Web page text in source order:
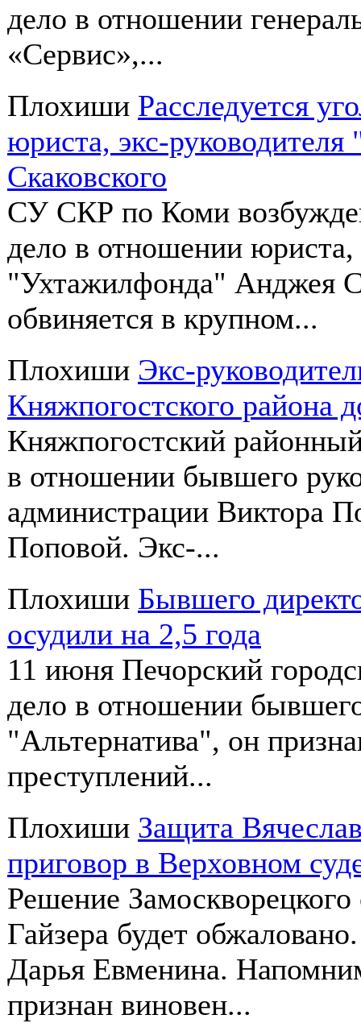
дело в отношении
«Сервис»,...
Плохиши Расследуется
юриста, экс-
Скаковского
СУ СКР по Коми
дело в отношении юриста,
"Ухтажилфонда" Анджея
обвиняется в крупном...
Плохиши Экс-
Княжпогостского района
Княжпогостский
в отношении бывшего
администрации Виктора
Поповой. Экс-...
Плохиши Бывшего
осудили на 2,5 года
11 июня Печорский
дело в отношении
"Альтернатива", он
преступлений...
Плохиши Защита
приговор в Верховном
Решение
Гайзера будет
Дарья Евменина.
признан виновен...